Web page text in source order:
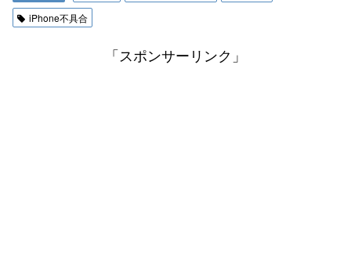
iPhone不具合
「スポンサーリンク」